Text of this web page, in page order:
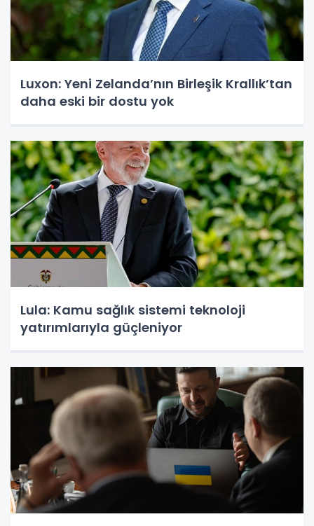
Luxon: Yeni Zelanda’nın Birleşik Krallık’tan
daha eski bir dostu yok
Lula: Kamu sağlık sistemi teknoloji
yatırımlarıyla güçleniyor